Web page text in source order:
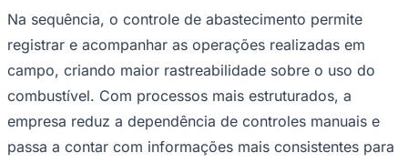
Na sequência, o controle de abastecimento permite
registrar e acompanhar as operações realizadas em
campo, criando maior rastreabilidade sobre o uso do
combustível. Com processos mais estruturados, a
empresa reduz a dependência de controles manuais e
passa a contar com informações mais consistentes para